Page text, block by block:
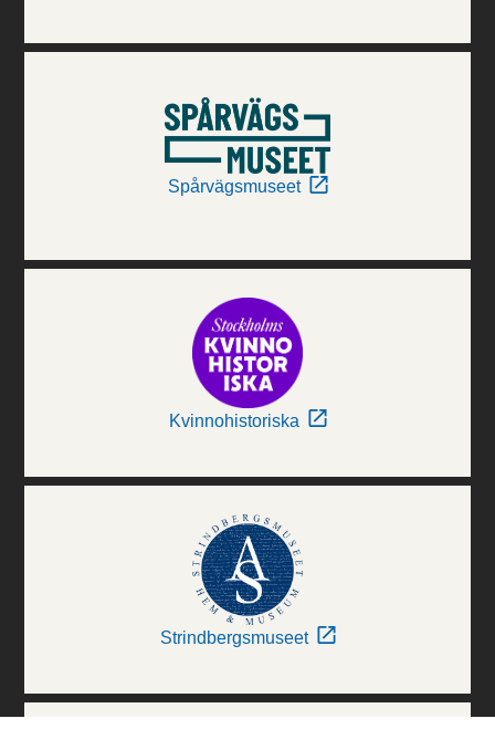
Spårvägsmuseet
Kvinnohistoriska
Strindbergsmuseet